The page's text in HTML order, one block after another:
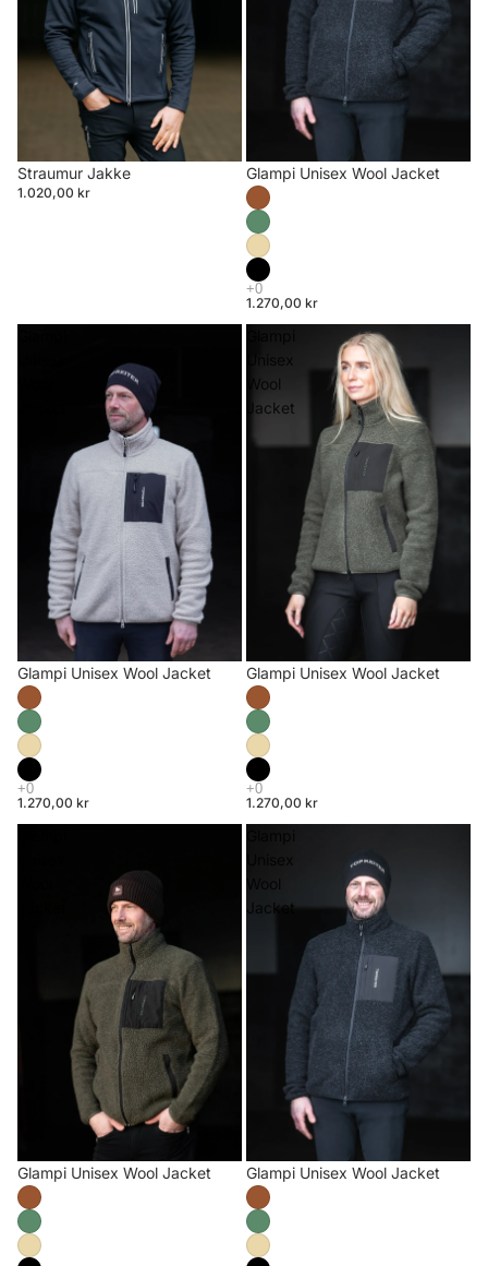
Straumur Jakke
1.020,00 kr
Glampi Unisex Wool Jacket
1.270,00 kr
Glampi Unisex Wool Jacket
1.270,00 kr
Wool
Jacket
Glampi Unisex Wool Jacket
1.270,00 kr
Glampi Unisex Wool Jacket
Jacket
Glampi Unisex Wool Jacket